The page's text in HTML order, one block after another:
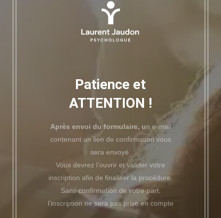
Patience et
ATTENTION !
Après envoi du formulaire, un e-mail
contenant un lien de confirmation vous
sera envoyé.
Vous devrez l’ouvrir et valider votre
inscription afin de finaliser la procédure.
Sans confirmation de votre part,
l’inscription ne sera pas prise en compte